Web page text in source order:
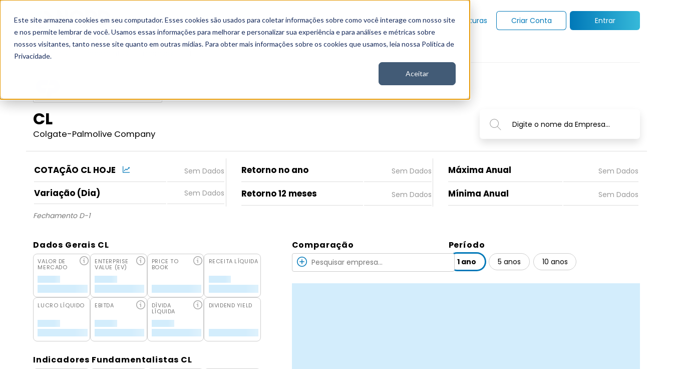
Este site armazena cookies em seu computador. Esses cookies são usados para coletar informações sobre como você interage com nosso site
e nos permite lembrar de você. Usamos essas informações para melhorar e personalizar sua experiência e para análises e métricas sobre
nossos visitantes, tanto nesse site quanto em outras mídias. Para obter mais informações sobre os cookies que usamos, leia nossa Política de
Privacidade.
Aceitar
Grupo Nord Seja Nord Gratuito Analítica Notícias Assinaturas Criar Conta Entrar
CL
Colgate-Palmolive Company
Digite o nome da Empresa...
COTAÇÃO CL HOJE
Variação (Dia)
Retorno no ano
Retorno 12 meses
Máxima Anual
Mínima Anual
Fechamento D-1
Dados Gerais CL
VALOR DE
MERCADO
ENTERPRISE
VALUE (EV)
PRICE TO
BOOK
RECEITA LÍQUIDA
LUCRO LÍQUIDO EBITDA DÍVIDA
LÍQUIDA
DIVIDEND YIELD
Indicadores Fundamentalistas CL
Comparação Período
1 ano 5 anos 10 anos